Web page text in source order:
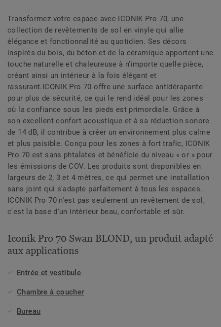
Transformez votre espace avec ICONIK Pro 70, une
collection de revêtements de sol en vinyle qui allie
élégance et fonctionnalité au quotidien. Ses décors
inspirés du bois, du béton et de la céramique apportent une
touche naturelle et chaleureuse à n'importe quelle pièce,
créant ainsi un intérieur à la fois élégant et
rassurant.ICONIK Pro 70 offre une surface antidérapante
pour plus de sécurité, ce qui le rend idéal pour les zones
où la confiance sous les pieds est primordiale. Grâce à
son excellent confort acoustique et à sa réduction sonore
de 14 dB, il contribue à créer un environnement plus calme
et plus paisible. Conçu pour les zones à fort trafic, ICONIK
Pro 70 est sans phtalates et bénéficie du niveau « or » pour
les émissions de COV. Les produits sont disponibles en
largeurs de 2, 3 et 4 mètres, ce qui permet une installation
sans joint qui s'adapte parfaitement à tous les espaces.
ICONIK Pro 70 n'est pas seulement un revêtement de sol,
c'est la base d'un intérieur beau, confortable et sûr.
Iconik Pro 70 Swan BLOND, un produit adapté
aux applications
Entrée et vestibule
Chambre à coucher
Bureau